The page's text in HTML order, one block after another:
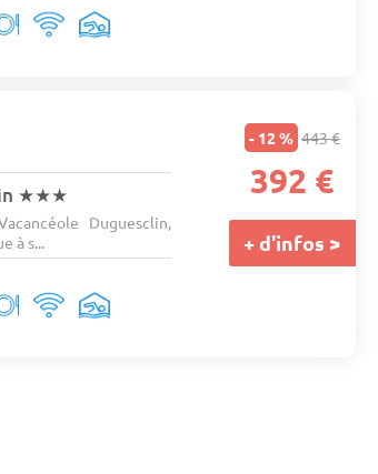
★★★
Duguesclin,
à s...
- 12 % 443 €
392 €
+ d'infos >